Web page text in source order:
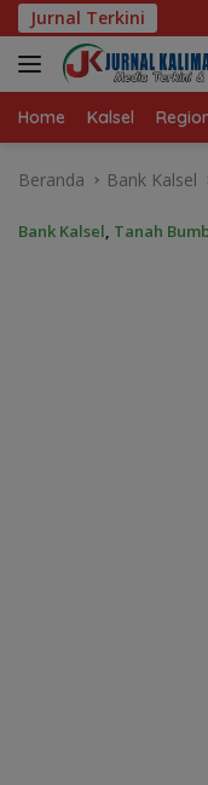
Langsung
ke
konten
Jurnal Terkini
Fokus Benahi
Home Kalsel
Beranda Bank Kalsel
Bank Kalsel, Tanah